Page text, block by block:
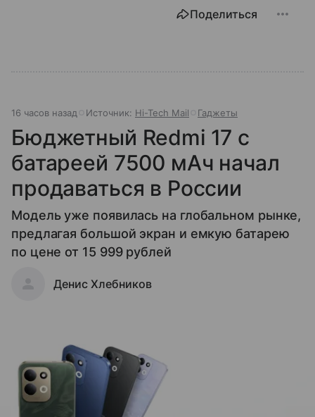
Поделиться
16 часов назад Источник: Hi-Tech Mail Гаджеты
Бюджетный Redmi 17 с
батареей 7500 мАч начал
продаваться в России
Модель уже появилась на глобальном рынке,
предлагая большой экран и емкую батарею
по цене от 15 999 рублей
Денис Хлебников